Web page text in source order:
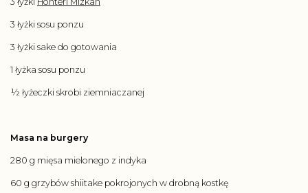
3 łyżki sosu ponzu
3 łyżki sake do gotowania
1 łyżka sosu ponzu
½ łyżeczki skrobi ziemniaczanej
Masa na burgery
280 g mięsa mielonego z indyka
60 g grzybów shiitake pokrojonych w drobną kostkę